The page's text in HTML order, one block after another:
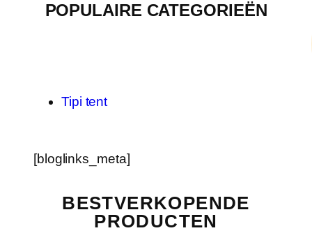
POPULAIRE CATEGORIEËN
Tipi tent
[bloglinks_meta]
BESTVERKOPENDE
PRODUCTEN